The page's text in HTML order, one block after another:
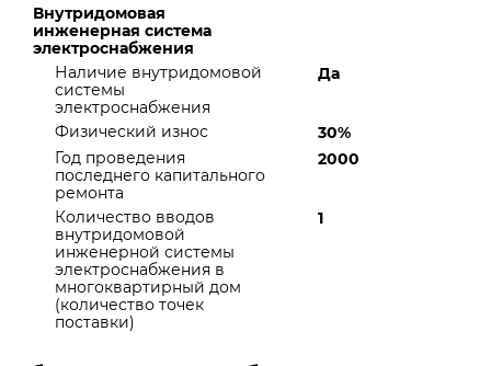
Внутридомовая
инженерная система
электроснабжения
Наличие внутридомовой
системы
электроснабжения
Да
Физический износ
30%
Год проведения
последнего капитального
ремонта
2000
Количество вводов
внутридомовой
инженерной системы
электроснабжения в
многоквартирный дом
(количество точек
поставки)
1